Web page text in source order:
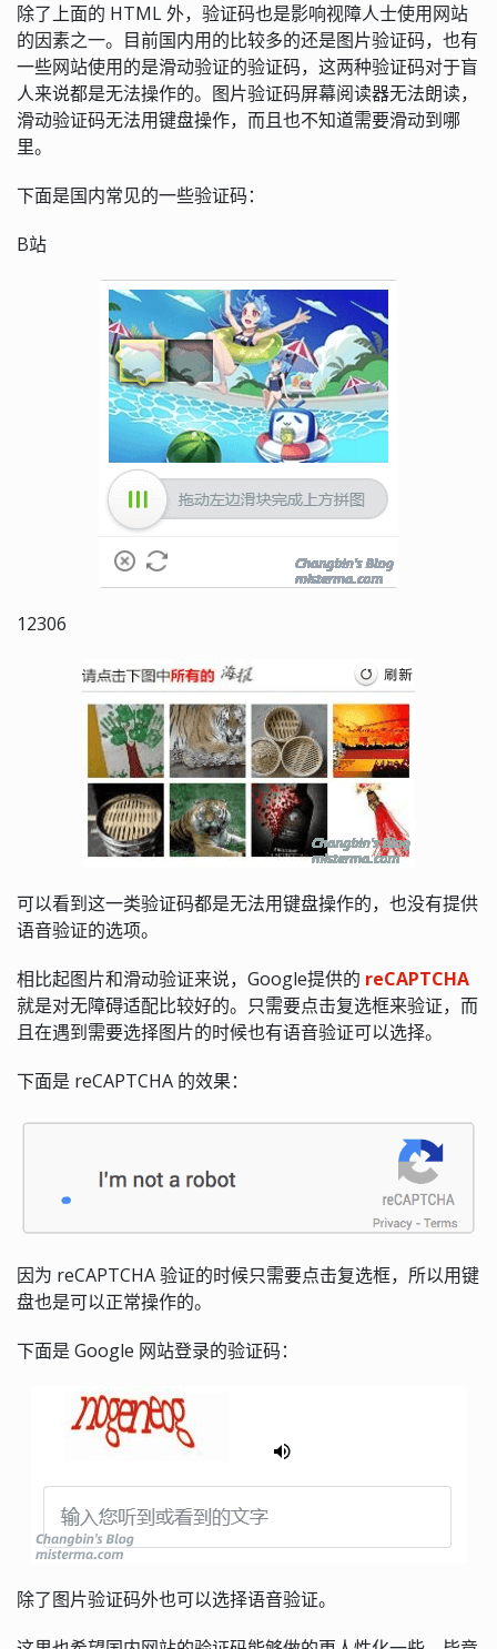
除了上面的 HTML 外，验证码也是影响视障人士使用网站
的因素之一。目前国内用的比较多的还是图片验证码，也有
一些网站使用的是滑动验证的验证码，这两种验证码对于盲
人来说都是无法操作的。图片验证码屏幕阅读器无法朗读，
滑动验证码无法用键盘操作，而且也不知道需要滑动到哪
里。
下面是国内常见的一些验证码：
B站
12306
可以看到这一类验证码都是无法用键盘操作的，也没有提供
语音验证的选项。
相比起图片和滑动验证来说，Google提供的 reCAPTCHA
就是对无障碍适配比较好的。只需要点击复选框来验证，而
且在遇到需要选择图片的时候也有语音验证可以选择。
下面是 reCAPTCHA 的效果：
因为 reCAPTCHA 验证的时候只需要点击复选框，所以用键
盘也是可以正常操作的。
下面是 Google 网站登录的验证码：
除了图片验证码外也可以选择语音验证。